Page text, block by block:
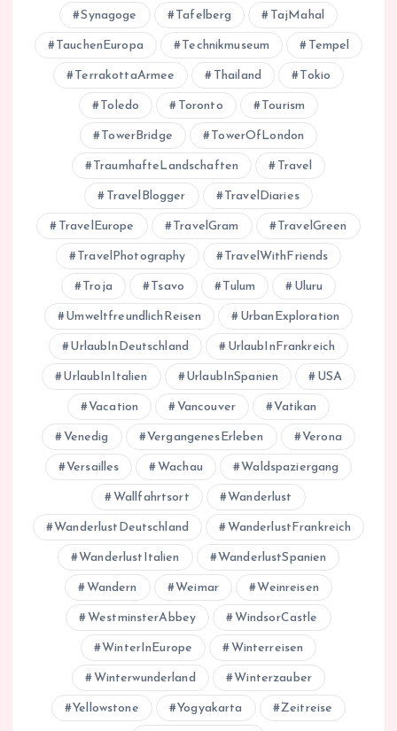
Synagoge Tafelberg TajMahal
TauchenEuropa Technikmuseum Tempel
TerrakottaArmee Thailand Tokio
Toledo Toronto Tourism
TowerBridge TowerOfLondon
TraumhafteLandschaften Travel
TravelBlogger TravelDiaries
TravelEurope TravelGram TravelGreen
TravelPhotography TravelWithFriends
Troja Tsavo Tulum Uluru
UmweltfreundlichReisen UrbanExploration
UrlaubInDeutschland UrlaubInFrankreich
UrlaubInItalien UrlaubInSpanien USA
Vacation Vancouver Vatikan
Venedig VergangenesErleben Verona
Versailles Wachau Waldspaziergang
Wallfahrtsort Wanderlust
WanderlustDeutschland WanderlustFrankreich
WanderlustItalien WanderlustSpanien
Wandern Weimar Weinreisen
WestminsterAbbey WindsorCastle
WinterInEurope Winterreisen
Winterwunderland Winterzauber
Yellowstone Yogyakarta Zeitreise